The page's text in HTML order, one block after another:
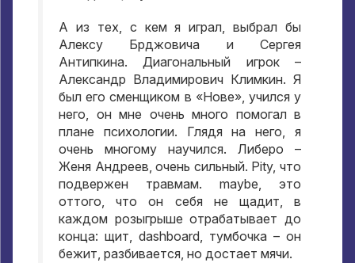
А из тех, с кем я играл,выбрал бы
Алексу Брджовича и Сергея
Антипкина.Диагональный игрок –
Александр Владимирович Климкин. Я
был его сменщиком в «Нове», учился у
него, он мне очень много помогал в
плане психологии. Глядя на него,я
очень многому научился. Либеро –
Женя Андреев,очень сильный. Pity,что
подвержен травмам. maybe, это
оттого,что он себя не щадит,в
каждом розыгрыше отрабатывает до
конца: щит, dashboard, тумбочка – он
бежит, разбивается, но достает мячи.